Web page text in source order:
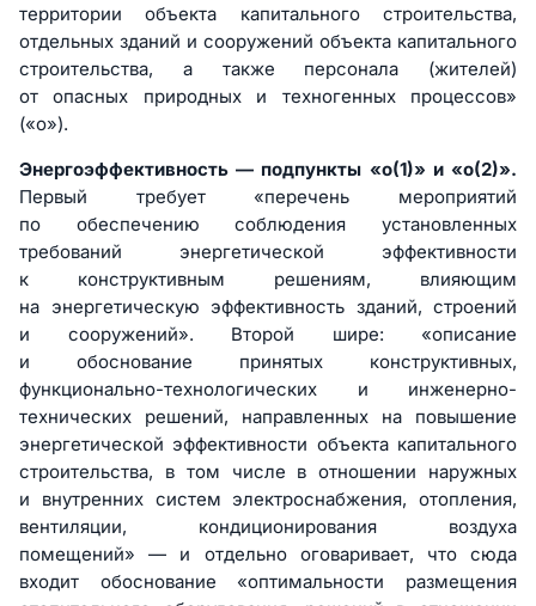
территории объекта капитального строительства,
отдельных зданий и сооружений объекта капитального
строительства, а также персонала (жителей)
от опасных природных и техногенных процессов»
(«о»).
Энергоэффективность — подпункты «о(1)» и «о(2)».
Первый требует «перечень мероприятий
по обеспечению соблюдения установленных
требований энергетической эффективности
к конструктивным решениям, влияющим
на энергетическую эффективность зданий, строений
и сооружений». Второй шире: «описание
и обоснование принятых конструктивных,
функционально-технологических и инженерно-
технических решений, направленных на повышение
энергетической эффективности объекта капитального
строительства, в том числе в отношении наружных
и внутренних систем электроснабжения, отопления,
вентиляции, кондиционирования воздуха
помещений» — и отдельно оговаривает, что сюда
входит обоснование «оптимальности размещения